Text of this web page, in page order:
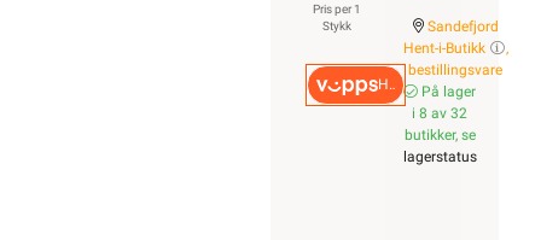
Pris per 1
Stykk
Hurtigkasse
Sandefjord
Hent-i-Butikk
,
bestillingsvare
På lager
i 8 av 32
butikker, se
lagerstatus